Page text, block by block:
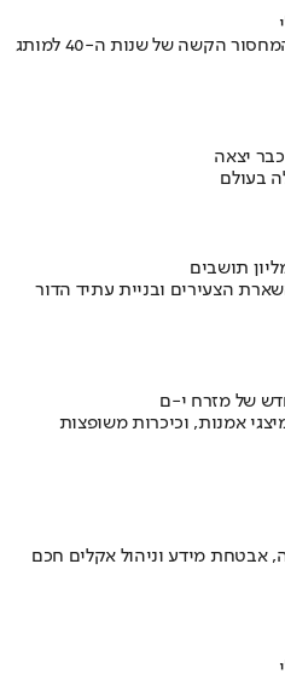
איך אסם הפכה את תקופת הצנע והמחסור הקשה של שנות ה-40 למותג
יצאה
בעולם
הצעירים ובניית עתיד הדור
של מזרח י-ם
אמנות, וכיכרות משופצות
אבטחת מידע וניהול אקלים חכם